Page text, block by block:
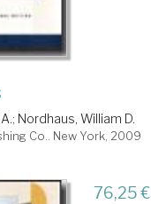
; Nordhaus, William D.
Co.. New York, 2009
76,25 €